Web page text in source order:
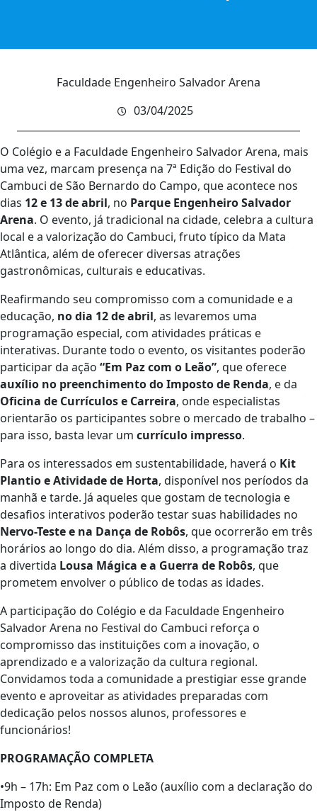
Faculdade Engenheiro Salvador Arena
03/04/2025
O Colégio e a Faculdade Engenheiro Salvador Arena, mais
uma vez, marcam presença na 7ª Edição do Festival do
Cambuci de São Bernardo do Campo, que acontece nos
dias 12 e 13 de abril, no Parque Engenheiro Salvador
Arena. O evento, já tradicional na cidade, celebra a cultura
local e a valorização do Cambuci, fruto típico da Mata
Atlântica, além de oferecer diversas atrações
gastronômicas, culturais e educativas.
Reafirmando seu compromisso com a comunidade e a
educação, no dia 12 de abril, as levaremos uma
programação especial, com atividades práticas e
interativas. Durante todo o evento, os visitantes poderão
participar da ação “Em Paz com o Leão”, que oferece
auxílio no preenchimento do Imposto de Renda, e da
Oficina de Currículos e Carreira, onde especialistas
orientarão os participantes sobre o mercado de trabalho –
para isso, basta levar um currículo impresso.
Para os interessados em sustentabilidade, haverá o Kit
Plantio e Atividade de Horta, disponível nos períodos da
manhã e tarde. Já aqueles que gostam de tecnologia e
desafios interativos poderão testar suas habilidades no
Nervo-Teste e na Dança de Robôs, que ocorrerão em três
horários ao longo do dia. Além disso, a programação traz
a divertida Lousa Mágica e a Guerra de Robôs, que
prometem envolver o público de todas as idades.
A participação do Colégio e da Faculdade Engenheiro
Salvador Arena no Festival do Cambuci reforça o
compromisso das instituições com a inovação, o
aprendizado e a valorização da cultura regional.
Convidamos toda a comunidade a prestigiar esse grande
evento e aproveitar as atividades preparadas com
dedicação pelos nossos alunos, professores e
funcionários!
PROGRAMAÇÃO COMPLETA
•9h – 17h: Em Paz com o Leão (auxílio com a declaração do
Imposto de Renda)